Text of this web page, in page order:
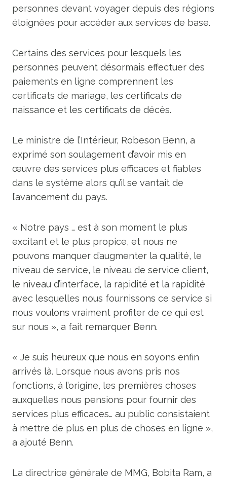
personnes devant voyager depuis des régions
éloignées pour accéder aux services de base.
Certains des services pour lesquels les
personnes peuvent désormais effectuer des
paiements en ligne comprennent les
certificats de mariage, les certificats de
naissance et les certificats de décès.
Le ministre de l’Intérieur, Robeson Benn, a
exprimé son soulagement d’avoir mis en
œuvre des services plus efficaces et fiables
dans le système alors qu’il se vantait de
l’avancement du pays.
« Notre pays … est à son moment le plus
excitant et le plus propice, et nous ne
pouvons manquer d’augmenter la qualité, le
niveau de service, le niveau de service client,
le niveau d’interface, la rapidité et la rapidité
avec lesquelles nous fournissons ce service si
nous voulons vraiment profiter de ce qui est
sur nous », a fait remarquer Benn.
« Je suis heureux que nous en soyons enfin
arrivés là. Lorsque nous avons pris nos
fonctions, à l’origine, les premières choses
auxquelles nous pensions pour fournir des
services plus efficaces… au public consistaient
à mettre de plus en plus de choses en ligne »,
a ajouté Benn.
La directrice générale de MMG, Bobita Ram, a